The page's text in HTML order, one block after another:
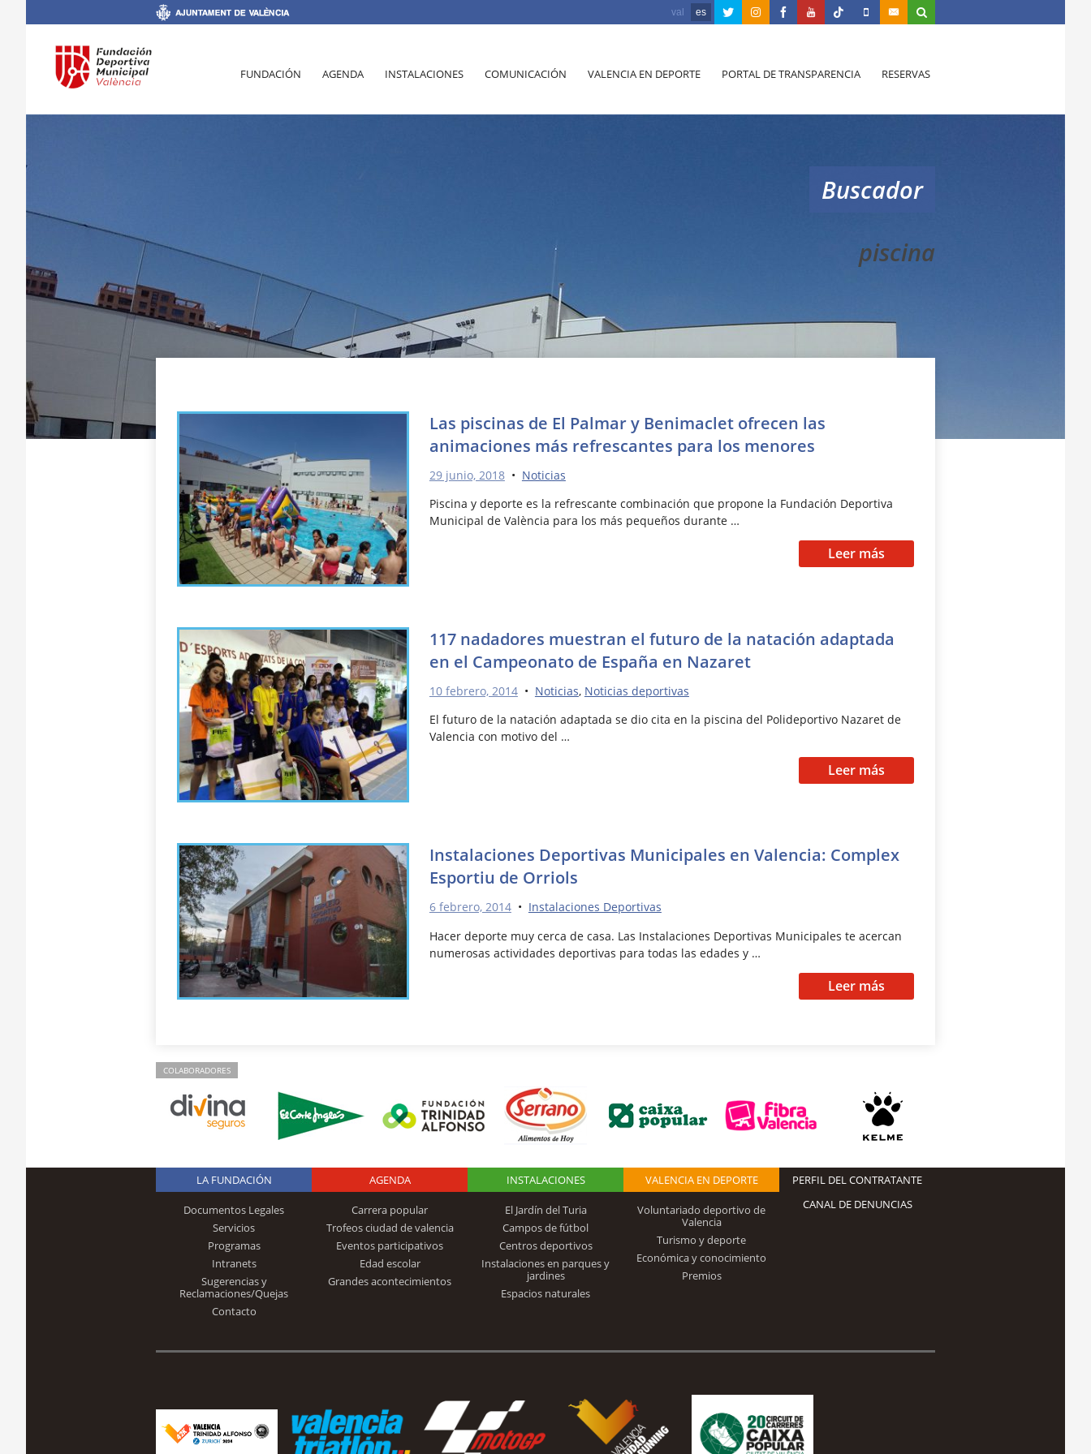
val es
FUNDACIÓN AGENDA INSTALACIONES COMUNICACIÓN VALENCIA EN DEPORTE PORTAL DE TRANSPARENCIA RESERVAS
Buscador
piscina
Las piscinas de El Palmar y Benimaclet ofrecen las
animaciones más refrescantes para los menores
29 junio, 2018• Noticias
Piscina y deporte es la refrescante combinación que propone la Fundación Deportiva
Municipal de València para los más pequeños durante …
Leer más
117 nadadores muestran el futuro de la natación adaptada
en el Campeonato de España en Nazaret
10 febrero, 2014• Noticias, Noticias deportivas
El futuro de la natación adaptada se dio cita en la piscina del Polideportivo Nazaret de
Valencia con motivo del …
Leer más
Instalaciones Deportivas Municipales en Valencia: Complex
Esportiu de Orriols
6 febrero, 2014• Instalaciones Deportivas
Hacer deporte muy cerca de casa. Las Instalaciones Deportivas Municipales te acercan
numerosas actividades deportivas para todas las edades y …
Leer más
COLABORADORES
Logo Fundación
Trinidad Alfonso
LA FUNDACIÓN
Documentos Legales
Servicios
Programas
Intranets
Sugerencias y
Reclamaciones/Quejas
Contacto
AGENDA
Carrera popular
Trofeos ciudad de valencia
Eventos participativos
Edad escolar
Grandes acontecimientos
INSTALACIONES
El Jardín del Turia
Campos de fútbol
Centros deportivos
Instalaciones en parques y
jardines
Espacios naturales
VALENCIA EN DEPORTE
Voluntariado deportivo de
Valencia
Turismo y deporte
Económica y conocimiento
Premios
PERFIL DEL CONTRATANTE
CANAL DE DENUNCIAS